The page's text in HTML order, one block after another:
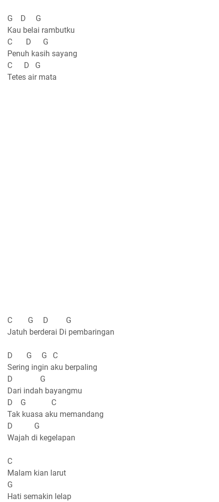
G D G
Kau belai rambutku
C D G
Penuh kasih sayang
C D G
Tetes air mata
C G D G
Jatuh berderai Di pembaringan
D G G C
Sering ingin aku berpaling
D G
Dari indah bayangmu
D G C
Tak kuasa aku memandang
D G
Wajah di kegelapan
C
Malam kian larut
G
Hati semakin lelap